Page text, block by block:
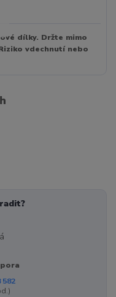
dílky. Držte mimo
vdechnutí nebo
582